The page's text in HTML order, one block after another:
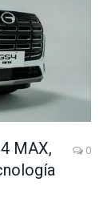
MAX,
0